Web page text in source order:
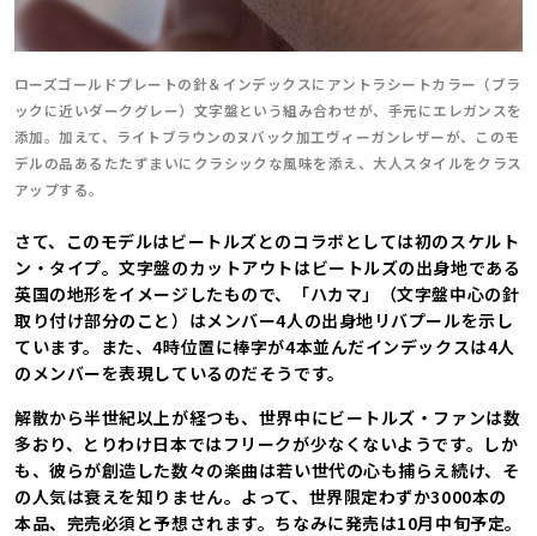
ローズゴールドプレートの針＆インデックスにアントラシートカラー（ブラ
ックに近いダークグレー）文字盤という組み合わせが、手元にエレガンスを
添加。加えて、ライトブラウンのヌバック加工ヴィーガンレザーが、このモ
デルの品あるたたずまいにクラシックな風味を添え、大人スタイルをクラス
アップする。
さて、このモデルはビートルズとのコラボとしては初のスケルト
ン・タイプ。文字盤のカットアウトはビートルズの出身地である
英国の地形をイメージしたもので、「ハカマ」（文字盤中心の針
取り付け部分のこと）はメンバー4人の出身地リバプールを示し
ています。また、4時位置に棒字が4本並んだインデックスは4人
のメンバーを表現しているのだそうです。
解散から半世紀以上が経つも、世界中にビートルズ・ファンは数
多おり、とりわけ日本ではフリークが少なくないようです。しか
も、彼らが創造した数々の楽曲は若い世代の心も捕らえ続け、そ
の人気は衰えを知りません。よって、世界限定わずか3000本の
本品、完売必須と予想されます。ちなみに発売は10月中旬予定。